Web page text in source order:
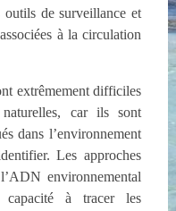
de surveillance et
à la circulation
extrêmement difficiles
car ils sont
dans l’environnement
Les approches
environnemental
capacité à tracer les